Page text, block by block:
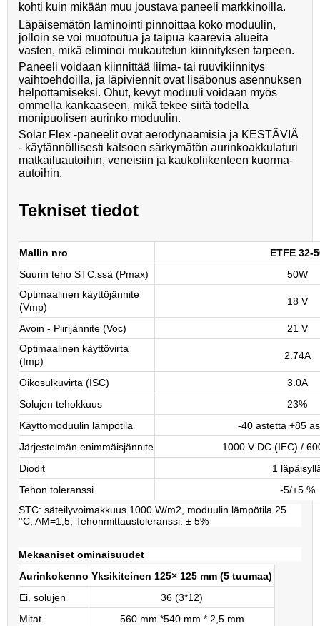
kohti kuin mikään muu joustava paneeli markkinoilla.
Läpäisemätön laminointi pinnoittaa koko moduulin,
jolloin se voi muotoutua ja taipua kaarevia alueita
vasten, mikä eliminoi mukautetun kiinnityksen tarpeen.
Paneeli voidaan kiinnittää liima- tai ruuvikiinnitys
vaihtoehdoilla, ja läpiviennit ovat lisäbonus asennuksen
helpottamiseksi. Ohut, kevyt moduuli voidaan myös
ommella kankaaseen, mikä tekee siitä todella
monipuolisen aurinko moduulin.
Solar Flex -paneelit ovat aerodynaamisia ja KESTÄVIÄ
- käytännöllisesti katsoen särkymätön aurinkoakkulaturi
matkailuautoihin, veneisiin ja kaukoliikenteen kuorma-
autoihin.
Tekniset tiedot
Mallin nro
ETFE 32-
Suurin teho STC:ssä (Pmax)
50W
Optimaalinen käyttöjännite
(Vmp)
18 V
Avoin - Piirijännite (Voc)
21 V
Optimaalinen käyttövirta
(Imp)
2.74A
Oikosulkuvirta (ISC)
3.0A
Solujen tehokkuus
23%
Käyttömoduulin lämpötila
-40 astetta +85
Järjestelmän enimmäisjännite
1000 V DC (IEC) /
Diodit
1
Tehon toleranssi
-5/+5 %
STC: säteilyvoimakkuus 1000 W/m2, moduulin lämpötila 25
°C, AM=1,5; Tehonmittaustoleranssi: ± 5%
Mekaaniset ominaisuudet
Aurinkokenno Yksikiteinen 125× 125 mm (5 tuumaa)
Ei. solujen
36 (3*12)
Mitat
560 mm *540 mm * 2,5 mm